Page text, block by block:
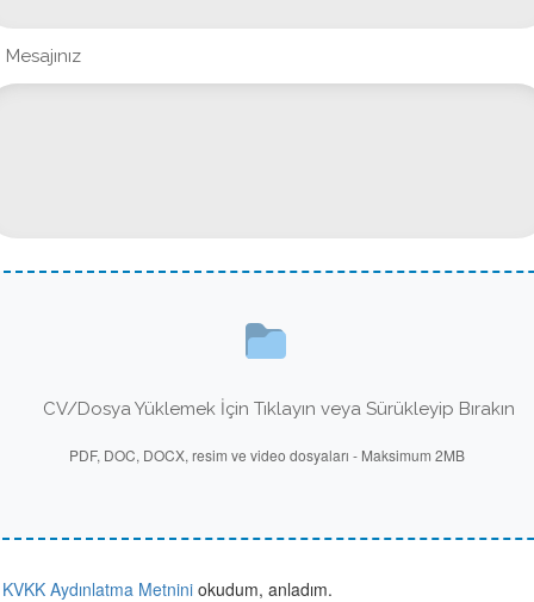
Mesajınız
CV/Dosya Yüklemek İçin Tıklayın veya Sürükleyip Bırakın
PDF, DOC, DOCX, resim ve video dosyaları - Maksimum 2MB
KVKK Aydınlatma Metnini okudum, anladım.